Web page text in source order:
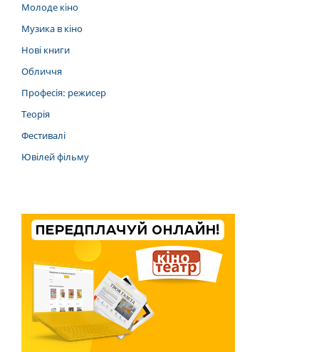
Молоде кіно
Музика в кіно
Нові книги
Обличчя
Професія: режисер
Теорія
Фестивалі
Ювілей фільму